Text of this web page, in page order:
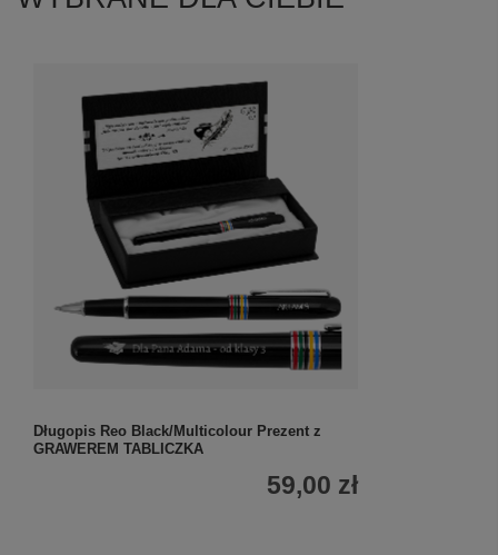
Długopis Reo Black/Multicolour Prezent z
GRAWEREM TABLICZKA
59,00 zł